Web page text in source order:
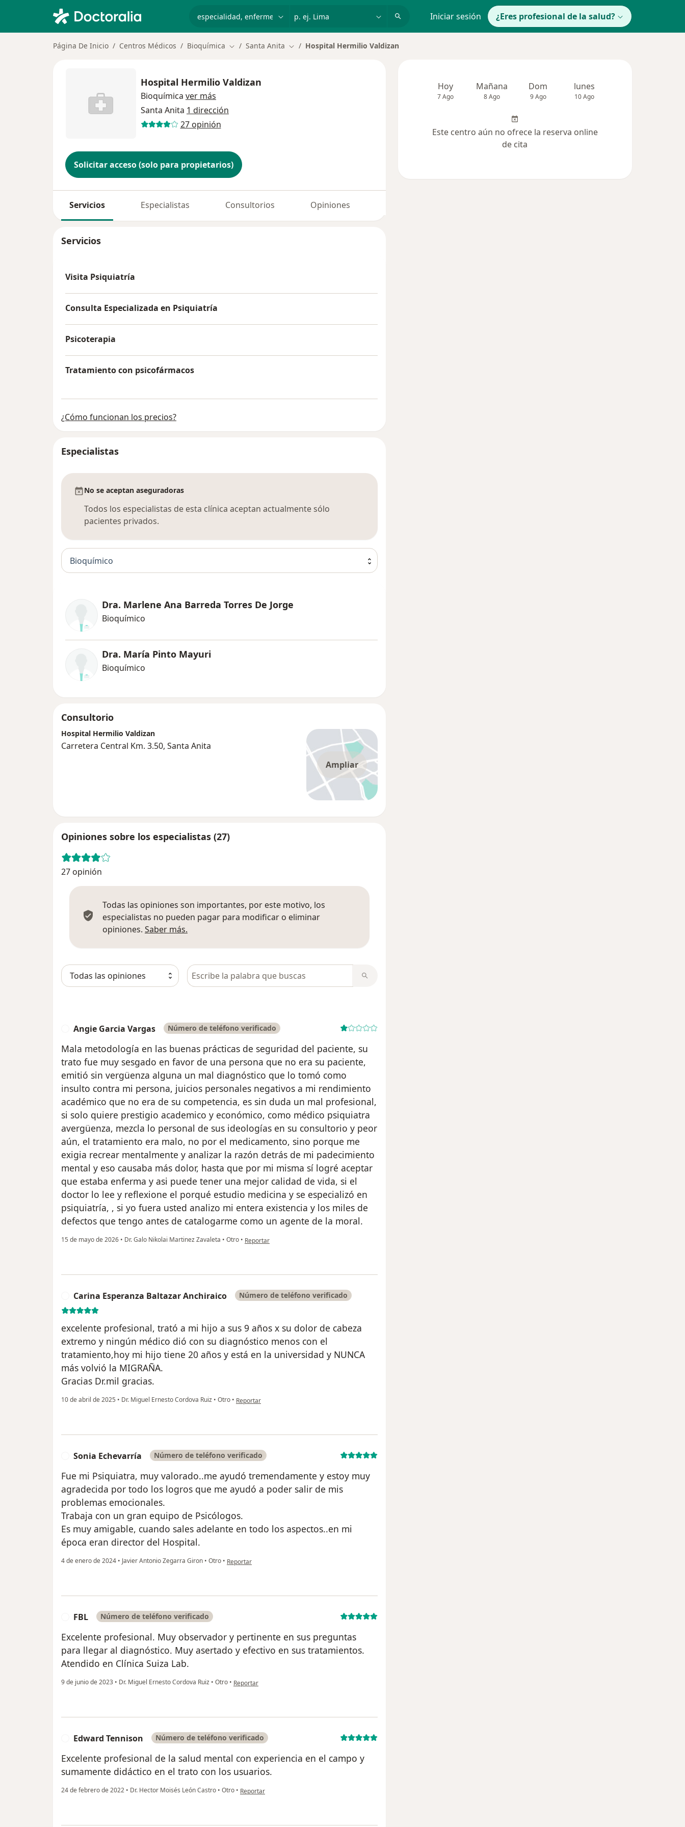
Iniciar sesión ¿Eres profesional de la salud?
Página De Inicio Centros Médicos Bioquímica Cambiar de ciudad
Santa Anita Cambiar de ciudad
Hospital Hermilio Valdizan
Hospital Hermilio Valdizan
Bioquímica ver más
Santa Anita 1 dirección
27 opinión
Solicitar acceso (solo para propietarios)
Servicios Especialistas Consultorios Opiniones
Servicios
Visita Psiquiatría
Consulta Especializada en Psiquiatría
Psicoterapia
Tratamiento con psicofármacos
¿Cómo funcionan los precios?
Especialistas
No se aceptan aseguradoras
Todos los especialistas de esta clínica aceptan actualmente sólo
pacientes privados.
Bioquímico
Dra. Marlene Ana Barreda Torres De Jorge
Bioquímico
Dra. María Pinto Mayuri
Bioquímico
Consultorio
Ampliar
Hospital Hermilio Valdizan
Carretera Central Km. 3.50, Santa Anita
Opiniones sobre los especialistas (27)
27 opinión
Todas las opiniones son importantes, por este motivo, los
especialistas no pueden pagar para modificar o eliminar
opiniones. Saber más.
Busca en opiniones
Angie Garcia Vargas Número de teléfono verificado
Mala metodología en las buenas prácticas de seguridad del paciente, su
trato fue muy sesgado en favor de una persona que no era su paciente,
emitió sin vergüenza alguna un mal diagnóstico que lo tomó como
insulto contra mi persona, juicios personales negativos a mi rendimiento
académico que no era de su competencia, es sin duda un mal profesional,
si solo quiere prestigio academico y económico, como médico psiquiatra
avergüenza, mezcla lo personal de sus ideologías en su consultorio y peor
aún, el tratamiento era malo, no por el medicamento, sino porque me
exigia recrear mentalmente y analizar la razón detrás de mi padecimiento
mental y eso causaba más dolor, hasta que por mi misma sí logré aceptar
que estaba enferma y asi puede tener una mejor calidad de vida, si el
doctor lo lee y reflexione el porqué estudio medicina y se especializó en
psiquiatría, , si yo fuera usted analizo mi entera existencia y los miles de
defectos que tengo antes de catalogarme como un agente de la moral.
15 de mayo de 2026 • Dr. Galo Nikolai Martinez Zavaleta • Otro • en opinión del usuario Angie Garcia Vargas
Reportar
Carina Esperanza Baltazar Anchiraico Número de teléfono verificado
excelente profesional, trató a mi hijo a sus 9 años x su dolor de cabeza
extremo y ningún médico dió con su diagnóstico menos con el
tratamiento,hoy mi hijo tiene 20 años y está en la universidad y NUNCA
más volvió la MIGRAÑA.
Gracias Dr.mil gracias.
10 de abril de 2025 • Dr. Miguel Ernesto Cordova Ruiz • Otro • en opinión del usuario Carina Esperanza Baltazar Anchiraico
Reportar
Sonia Echevarría Número de teléfono verificado
Fue mi Psiquiatra, muy valorado..me ayudó tremendamente y estoy muy
agradecida por todo los logros que me ayudó a poder salir de mis
problemas emocionales.
Trabaja con un gran equipo de Psicólogos.
Es muy amigable, cuando sales adelante en todo los aspectos..en mi
época eran director del Hospital.
4 de enero de 2024 • Javier Antonio Zegarra Giron • Otro • en opinión del usuario Sonia Echevarría
Reportar
FBL Número de teléfono verificado
Excelente profesional. Muy observador y pertinente en sus preguntas
para llegar al diagnóstico. Muy asertado y efectivo en sus tratamientos.
Atendido en Clínica Suiza Lab.
9 de junio de 2023 • Dr. Miguel Ernesto Cordova Ruiz • Otro • en opinión del usuario FBL
Reportar
Edward Tennison Número de teléfono verificado
Excelente profesional de la salud mental con experiencia en el campo y
sumamente didáctico en el trato con los usuarios.
24 de febrero de 2022 • Dr. Hector Moisés León Castro • Otro • en opinión del usuario Edward Tennison
Reportar
Hoy
7 Ago
Mañana
8 Ago
Dom
9 Ago
lunes
10 Ago
Este centro aún no ofrece la reserva online
de cita